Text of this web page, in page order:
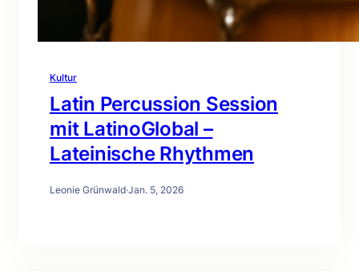
Kultur
Latin Percussion Session
mit LatinoGlobal –
Lateinische Rhythmen
Leonie Grünwald·Jan. 5, 2026